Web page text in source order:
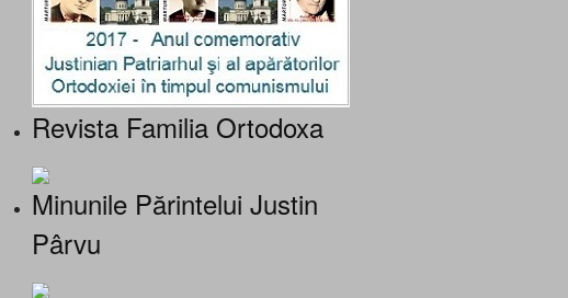
Revista Familia Ortodoxa
Minunile Părintelui Justin
Pârvu